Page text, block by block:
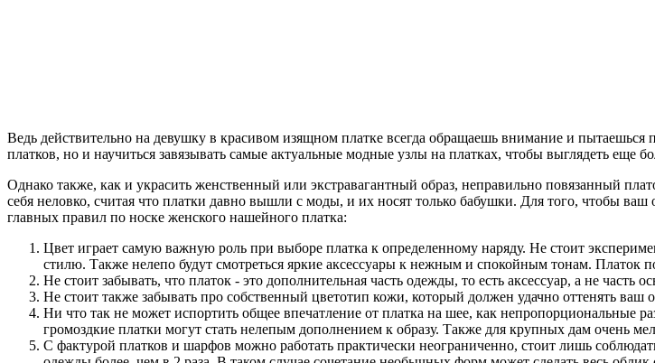
Ведь действительно на девушку в красивом изящном платке всегда обращаешь внимание и пытаешься
платков, но и научиться завязывать самые актуальные модные узлы на платках, чтобы выглядеть еще
Однако также, как и украсить женственный или экстравагантный образ, неправильно повязанный
себя неловко, считая что платки давно вышли с моды, и их носят только бабушки. Для того, чтобы
главных правил по носке женского нашейного платка:
Цвет играет самую важную роль при выборе платка к определенному наряду. Не стоит
стилю. Также нелепо будут смотреться яркие аксессуары к нежным и спокойным тонам. Платок
Не стоит забывать, что платок - это дополнительная часть одежды, то есть аксессуар, а не часть
Не стоит также забывать про собственный цветотип кожи, который должен удачно оттенять ваш
Ни что так не может испортить общее впечатление от платка на шее, как
громоздкие платки могут стать нелепым дополнением к образу. Также для крупных дам очень
С фактурой платков и шарфов можно работать практически неограниченно, стоит лишь